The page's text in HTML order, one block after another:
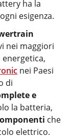
ha la
esigenza.
nei maggiori
nei Paesi
di
e
la batteria,
che
elettrico.